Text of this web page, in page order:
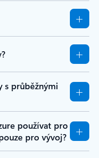
s průběžnými
používat pro
pro vývoj?